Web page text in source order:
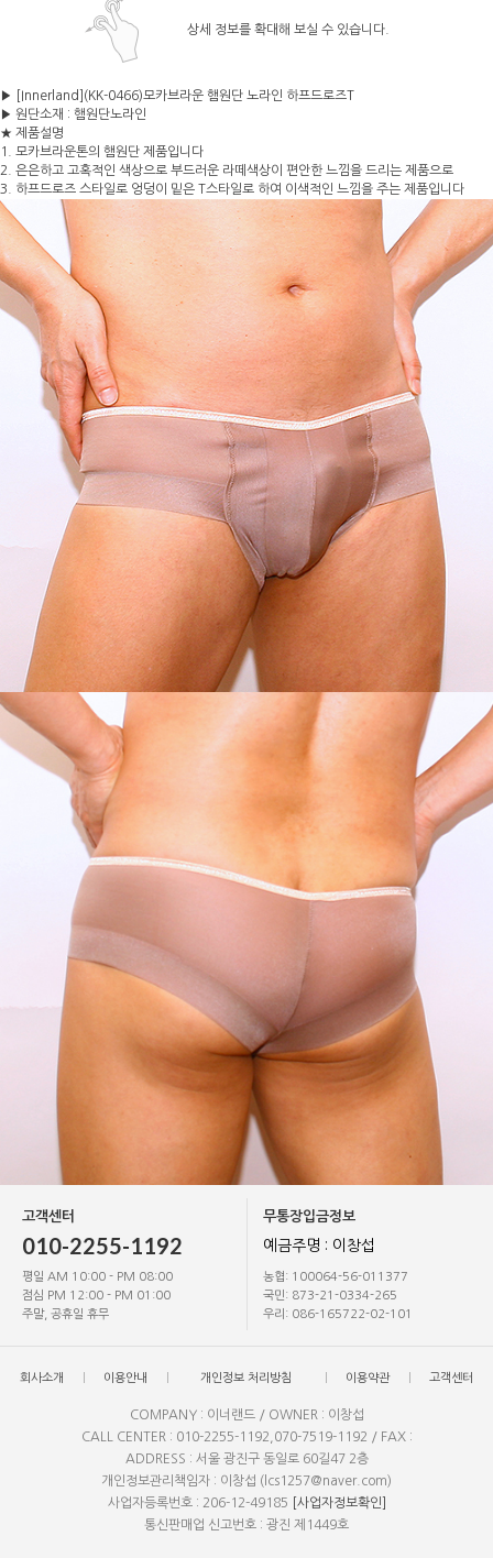
상세 정보를 확대해 보실 수 있습니다.
▶ [Innerland](KK-0466)모카브라운 햄원단 노라인 하프드로즈T
▶ 원단소재 : 햄원단노라인
★ 제품설명
1. 모카브라운톤의 햄원단 제품입니다
2. 은은하고 고혹적인 색상으로 부드러운 라떼색상이 편안한 느낌을 드리는 제품으로
3. 하프드로즈 스타일로 엉덩이 밑은 T스타일로 하여 이색적인 느낌을 주는 제품입니다
고객센터
010-2255-1192
평일 AM 10:00 - PM 08:00
점심 PM 12:00 - PM 01:00
주말, 공휴일 휴무
무통장입금정보
예금주명 : 이창섭
농협: 100064-56-011377
국민: 873-21-0334-265
우리: 086-165722-02-101
회사소개 이용안내 개인정보 처리방침 이용약관 고객센터
COMPANY : 이너랜드 / OWNER : 이창섭
CALL CENTER : 010-2255-1192,070-7519-1192 / FAX :
ADDRESS : 서울 광진구 동일로 60길47 2층
개인정보관리책임자 : 이창섭 (lcs1257@naver.com)
사업자등록번호 : 206-12-49185
[사업자정보확인]
통신판매업 신고번호 : 광진 제1449호